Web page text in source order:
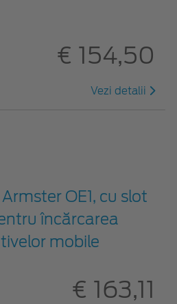
€ 154,50
Vezi detalii
OE1, cu slot
încărcarea
mobile
€ 163,11